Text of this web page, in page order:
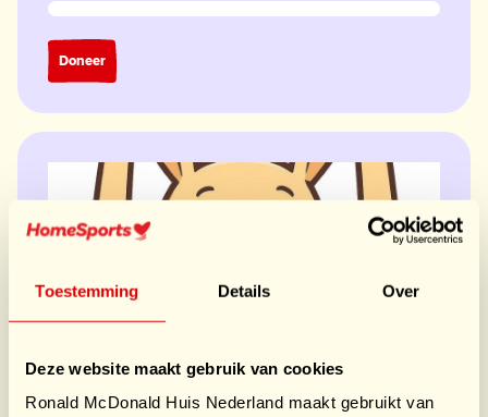
Toestemming Details Over
Deze website maakt gebruik van cookies
Ronald McDonald Huis Nederland maakt gebruikt van
Doneer
Haagse Mopjes